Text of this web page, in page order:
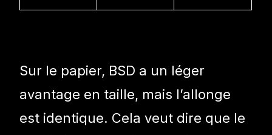
Sur le papier, BSD a un léger
avantage en taille, mais l’allonge
est identique. Cela veut dire que le